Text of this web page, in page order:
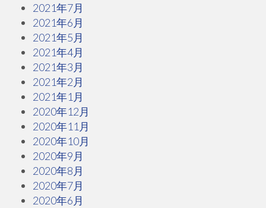
2021年7月
2021年6月
2021年5月
2021年4月
2021年3月
2021年2月
2021年1月
2020年12月
2020年11月
2020年10月
2020年9月
2020年8月
2020年7月
2020年6月